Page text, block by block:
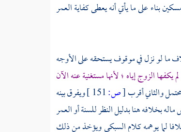
بناء على ما يأتي أنه يعطى كفاية العمر
ما لو نزل في موقوف يستحقه على الأوجه
الزوج إياه ؛ لأنها مستغنية عنه الآن
والثاني أقرب[ص:
ويفرق بينه
بخلافه هنا بدليل النظر للسنة أو العمر
لما يوهمه كلامالسبكيويؤخذ من ذلك